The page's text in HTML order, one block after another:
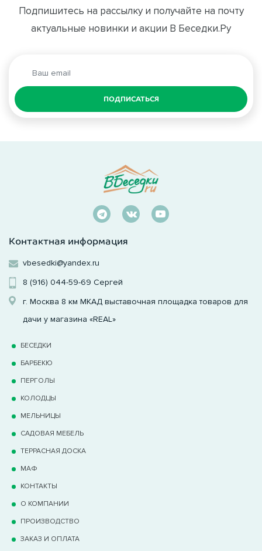
Подпишитесь на рассылку и получайте на почту
актуальные новинки и акции В Беседки.Ру
ПОДПИСАТЬСЯ
Контактная информация
vbesedki@yandex.ru
8 (916) 044-59-69 Сергей
г. Москва 8 км МКАД выставочная площадка товаров для
дачи у магазина «REAL»
БЕСЕДКИ
БАРБЕКЮ
ПЕРГОЛЫ
КОЛОДЦЫ
МЕЛЬНИЦЫ
САДОВАЯ МЕБЕЛЬ
ТЕРРАCНАЯ ДОСКА
МАФ
КОНТАКТЫ
О КОМПАНИИ
ПРОИЗВОДСТВО
ЗАКАЗ И ОПЛАТА